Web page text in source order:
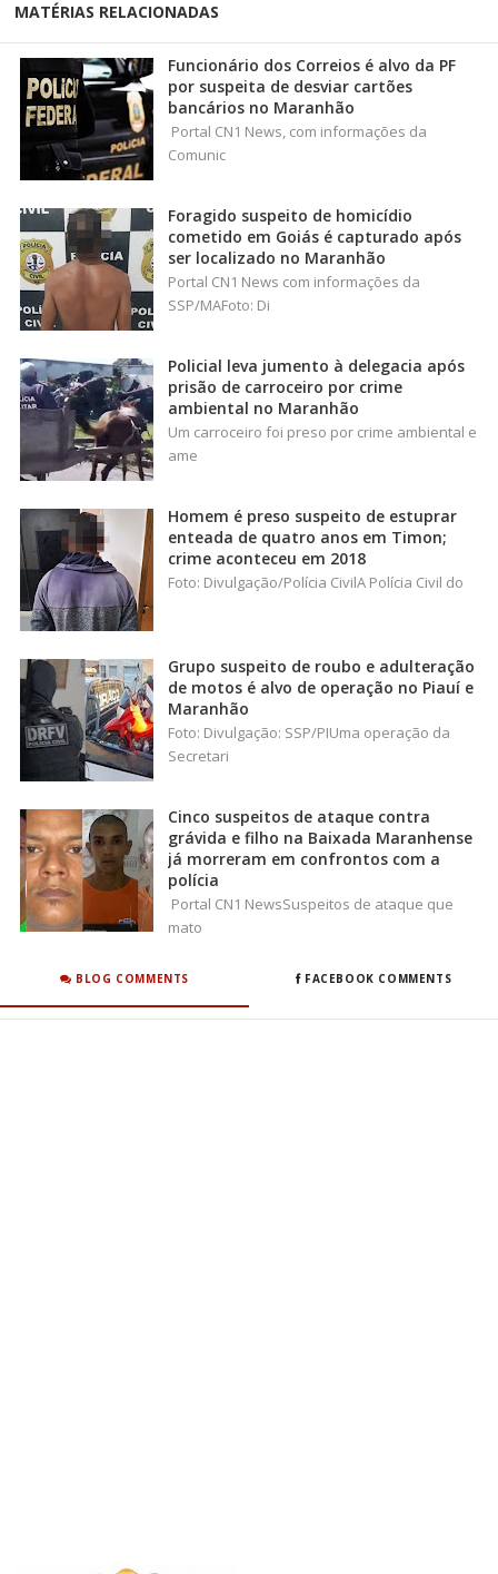
MATÉRIAS RELACIONADAS
Funcionário dos Correios é alvo da PF
por suspeita de desviar cartões
bancários no Maranhão
Portal CN1 News, com informações da
Comunic
Foragido suspeito de homicídio
cometido em Goiás é capturado após
ser localizado no Maranhão
Portal CN1 News com informações da
SSP/MAFoto: Di
Policial leva jumento à delegacia após
prisão de carroceiro por crime
ambiental no Maranhão
Um carroceiro foi preso por crime ambiental e
ame
Homem é preso suspeito de estuprar
enteada de quatro anos em Timon;
crime aconteceu em 2018
Foto: Divulgação/Polícia CivilA Polícia Civil do
Grupo suspeito de roubo e adulteração
de motos é alvo de operação no Piauí e
Maranhão
Foto: Divulgação: SSP/PIUma operação da
Secretari
Cinco suspeitos de ataque contra
grávida e filho na Baixada Maranhense
já morreram em confrontos com a
polícia
Portal CN1 NewsSuspeitos de ataque que
mato
BLOG COMMENTS FACEBOOK COMMENTS